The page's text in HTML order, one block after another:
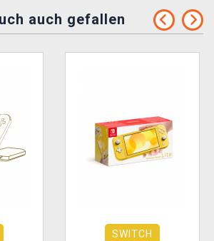
auch gefallen
SWITCH